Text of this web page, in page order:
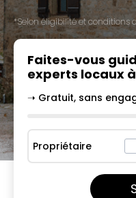
*Selon éligibilité et conditions
Faites-vous
experts locaux à
➝ Gratuit, sans
Propriétaire